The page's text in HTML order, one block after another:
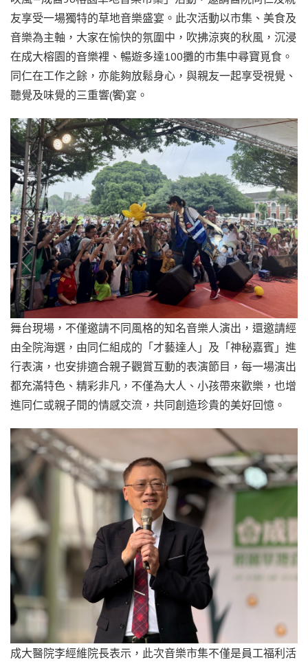
友享受一場獨特的草地音樂盛宴。此次活動以市集、美食及
音樂為主軸，大家在愉快的氛圍中，吹拂涼爽的秋風，沉浸
在成大榕園的音樂裡、暢遊多達100攤的市集中尋寶覓食。
同仁在工作之餘，亦能夠放鬆身心，與親友一起享受視覺、
聽覺及味覺的三重響(饗)宴。
舞台現場，不僅邀請不同風格的知名音樂人演出，還邀請經
由全院海選，由同仁組成的「才藝達人」及「神秘嘉賓」進
行表演，也安排適合親子觀賞互動的表演節目，每一場演出
都充滿特色、精彩非凡，不僅為大人、小孩帶來歡樂，也增
進同仁或親子間的情感交流，共同創造珍貴的美好回憶。
成大醫院李經維院長表示，此次音樂市集不僅是員工福利活